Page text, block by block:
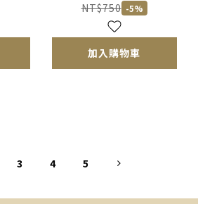
NT$750 -5%
加入購物車
3 4 5